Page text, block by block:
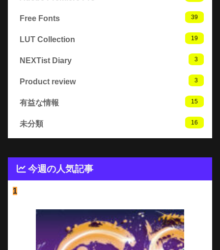
Free Fonts 39
LUT Collection 19
NEXTist Diary 3
Product review 3
有益な情報 15
未分類 16
今週の人気記事
1